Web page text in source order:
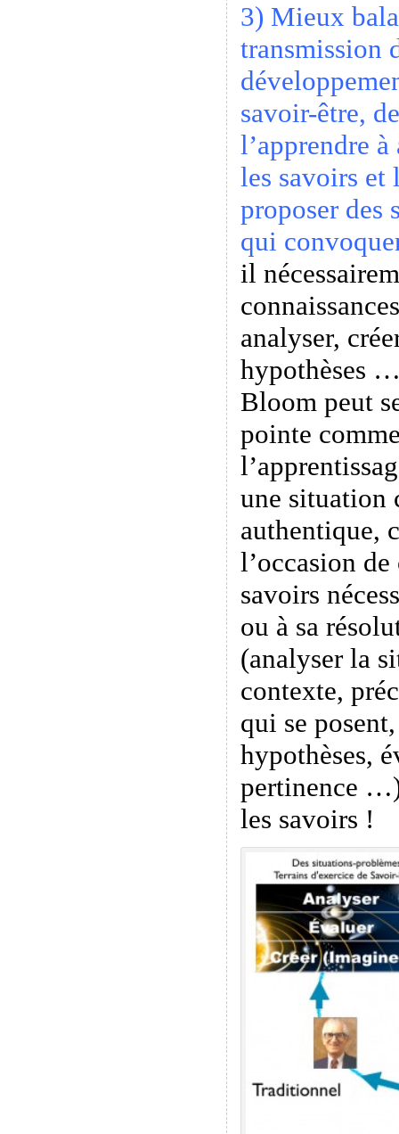
3) Mieux
transmission
savoir-être,
l’apprendre
les savoirs et
proposer des
qui
il
analyser,
hypothèses
Bloom peut
pointe
une situation
authentique,
l’occasion
savoirs
ou à sa
(analyser la
contexte,
qui se
hypothèses,
pertinence
les savoirs !